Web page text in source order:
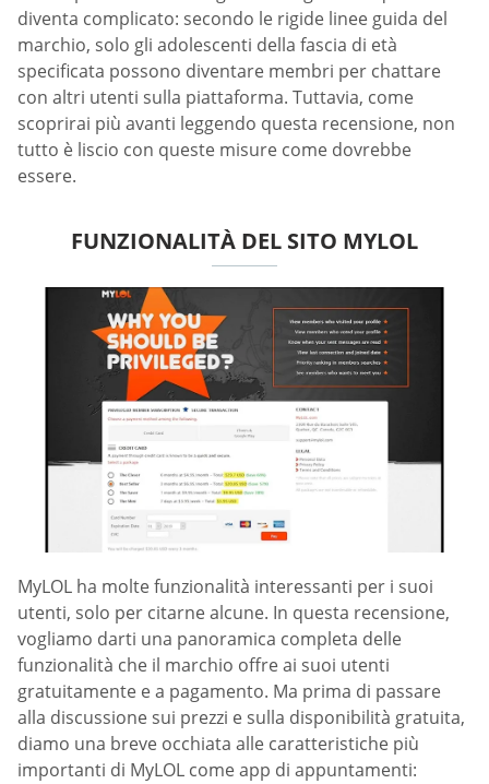
diventa complicato: secondo le rigide linee guida del
marchio, solo gli adolescenti della fascia di età
specificata possono diventare membri per chattare
con altri utenti sulla piattaforma. Tuttavia, come
scoprirai più avanti leggendo questa recensione, non
tutto è liscio con queste misure come dovrebbe
essere.
FUNZIONALITÀ DEL SITO MYLOL
MyLOL ha molte funzionalità interessanti per i suoi
utenti, solo per citarne alcune. In questa recensione,
vogliamo darti una panoramica completa delle
funzionalità che il marchio offre ai suoi utenti
gratuitamente e a pagamento. Ma prima di passare
alla discussione sui prezzi e sulla disponibilità gratuita,
diamo una breve occhiata alle caratteristiche più
importanti di MyLOL come app di appuntamenti: